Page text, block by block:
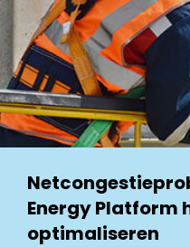
Energy Platform
optimaliseren